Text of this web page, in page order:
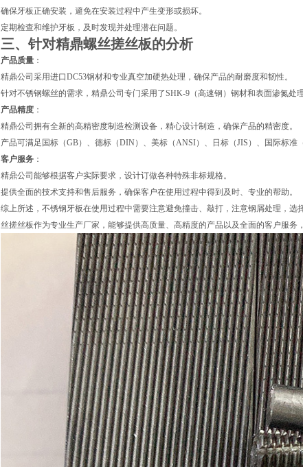
确保牙板正确安装，避免在安装过程中产生变形或损坏。
定期检查和维护牙板，及时发现并处理潜在问题。
三、针对精鼎螺丝搓丝板的分析
产品质量 ：
精鼎公司采用进口DC53钢材和专业真空加硬热处理，确保产品的耐磨度和韧性。
针对不锈钢螺丝的需求，精鼎公司专门采用了SHK-9（高速钢）钢材和表面渗氮处
产品精度 ：
精鼎公司拥有全新的高精密度制造检测设备，精心设计制造，确保产品的精密度。
产品可满足国标（GB）、德标（DIN）、美标（ANSI）、日标（JIS）、国际标准
客户服务 ：
精鼎公司能够根据客户实际要求，设计订做各种特殊非标规格。
提供全面的技术支持和售后服务，确保客户在使用过程中得到及时、专业的帮助。
综上所述，不锈钢牙板在使用过程中需要注意避免撞击、敲打，注意钢屑处理，
丝搓丝板作为专业生产厂家，能够提供高质量、高精度的产品以及全面的客户服务